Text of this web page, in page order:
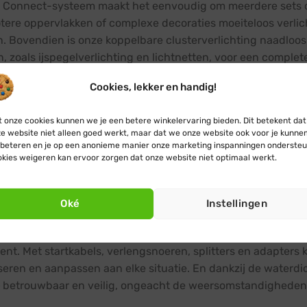
Cookies, lekker en handig!
onze cookies kunnen we je een betere winkelervaring bieden. Dit betekent dat
website niet alleen goed werkt, maar dat we onze website ook voor je
en je op een anonieme manier onze marketing inspanningen
weigeren kan ervoor zorgen dat onze website niet optimaal werkt.
Oké Instellingen
Connect-systeem maakt het eenvoudig om meerdere
oppervlakken of complexe decoraties moeiteloos
Bovendien is onze koppelbare clusterverlichting
zoals ijspegelverlichting en lichtnetten, voor een
om lang mee te gaan
clusterverlichting is ontworpen met duurzaamheid
hoogwaardige materialen, stevige constructie en
zelfs in veeleisende omstandigheden. Of je nu
je kunt vertrouwen op de professionaliteit en het
het gemak van Blynx Connect
Blynx Connect-accessoires maakt het installeren
Met startkabels, verlengsnoeren, splitters en
en aanpassen aan elke situatie. En dankzij de
en veilig, ongeacht de